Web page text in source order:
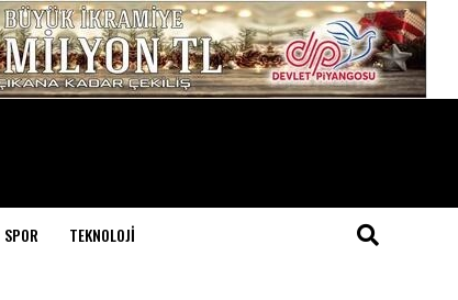
SPOR TEKNOLOJI